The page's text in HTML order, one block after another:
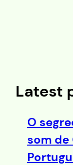
Latest
O
som de